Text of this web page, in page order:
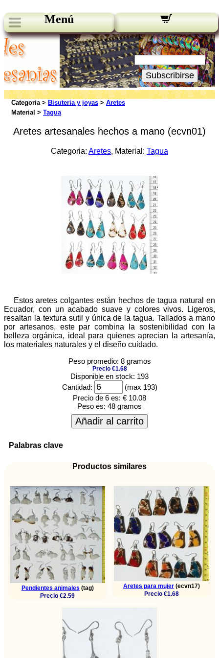
Menú
Novedades:
Su Email:
Subscribirse
Categoria > Bisuteria y joyas > Aretes
Material > Tagua
Aretes artesanales hechos a mano (ecvn01)
Categoria: Aretes, Material: Tagua
Estos aretes colgantes están hechos de tagua natural en
Ecuador, con un acabado suave y colores vivos. Ligeros,
resaltan la textura sutil y única de la tagua. Tallados a mano
por artesanos, este par combina la sostenibilidad con la
belleza orgánica, ideal para quienes aprecian la artesanía,
los materiales naturales y el diseño cuidado.
Peso promedio: 8 gramos
Precio €1.68
Disponible en stock: 193
Cantidad:
(max 193)
Precio de 6 es: € 10.08
Peso es: 48 gramos
Añadir al carrito
Palabras clave
Productos similares
Pendientes animales (tag)
Precio €2.59
Aretes para mujer(ecvn17)
Precio €1.68